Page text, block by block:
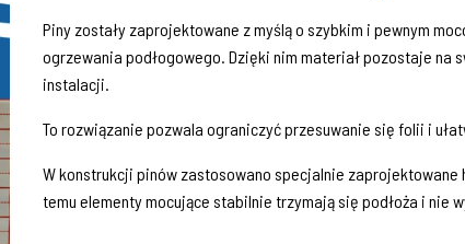
Piny zostały zaprojektowane z myślą o szybkim i pewnym
ogrzewania podłogowego. Dzięki nim materiał pozostaje na
instalacji.
To rozwiązanie pozwala ograniczyć przesuwanie się folii i
W konstrukcji pinów zastosowano specjalnie
temu elementy mocujące stabilnie trzymają się podłoża i nie